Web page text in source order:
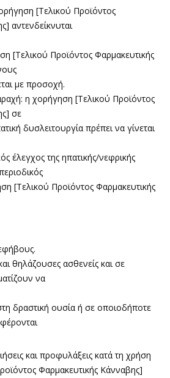
[Τελικού Προϊόντος
αντενδείκνυται
[Τελικού Προϊόντος Φαρμακευτικής
με προσοχή.
η χορήγηση [Τελικού Προϊόντος
σε
δυσλειτουργία πρέπει να γίνεται
έλεγχος της ηπατικής/νεφρικής
[Τελικού Προϊόντος Φαρμακευτικής
θηλάζουσες ασθενείς και σε
να
δραστική ουσία ή σε οποιοδήποτε
και προφυλάξεις κατά τη χρήση
Φαρμακευτικής Κάνναβης]